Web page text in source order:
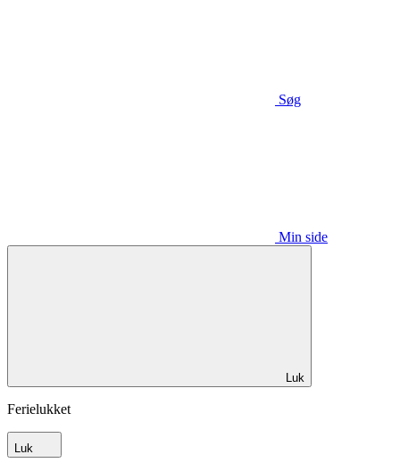
Søg
Min side
Luk
Ferielukket
Luk